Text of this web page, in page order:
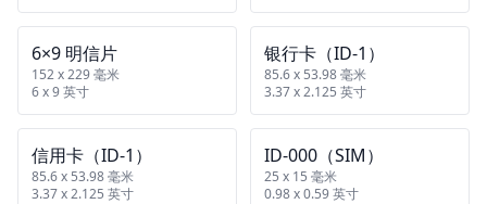
6×9 明信片
152 x 229 毫米
6 x 9 英寸
银行卡（ID‑1）
85.6 x 53.98 毫米
3.37 x 2.125 英寸
信用卡（ID‑1）
85.6 x 53.98 毫米
3.37 x 2.125 英寸
ID‑000（SIM）
25 x 15 毫米
0.98 x 0.59 英寸